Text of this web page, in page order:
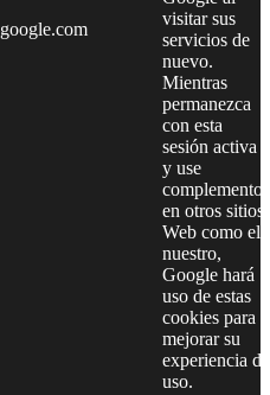
google.com
visitar sus
servicios de
nuevo.
Mientras
permanezca
con esta
sesión activa
y use
complementos
en otros sitios
Web como el
nuestro,
Google hará
uso de estas
cookies para
mejorar su
experiencia de
uso.